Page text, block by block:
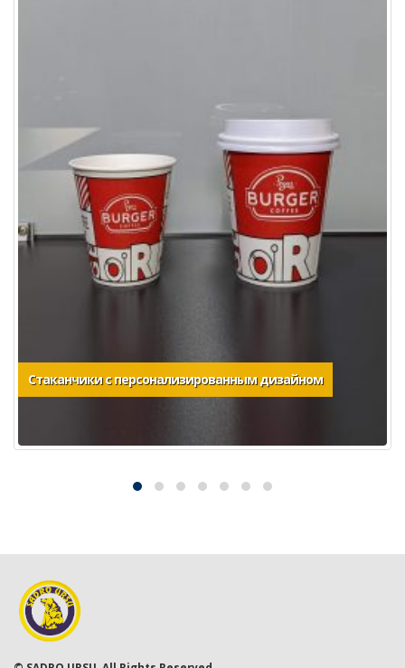
Стаканчики с персонализированным дизайном